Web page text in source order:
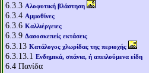
6.3.3 Αλοφυτική βλάστηση
6.3.4 Αμμοθίνες
6.3.6 Καλλιέργειες
6.3.9 Δασοσκεπείς εκτάσεις
6.3.13 Κατάλογος χλωρίδας της περιοχής
6.3.13.1 Ενδημικά, σπάνια, ή απειλούμενα είδη
6.4 Πανίδα